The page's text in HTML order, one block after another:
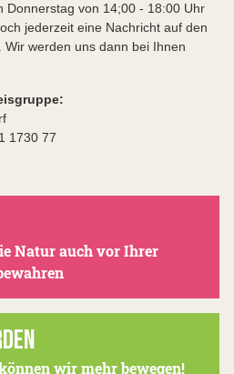
Donnerstag von 14;00 - 18:00 Uhr
jederzeit eine Nachricht auf den
werden uns dann bei Ihnen
1730 77
Natur auch vor Ihrer
wir mehr bewegen!